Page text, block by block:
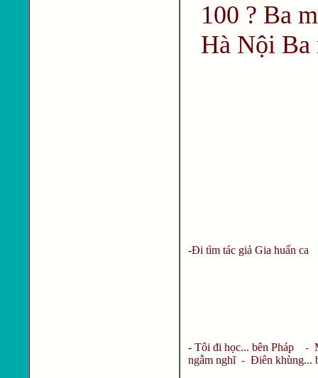
100 ? Ba
Hà Nội
-Đi tìm tác giả Gia huấn ca
- Tôi đi học... bên Pháp -
ngẫm nghĩ- Điên khùng...